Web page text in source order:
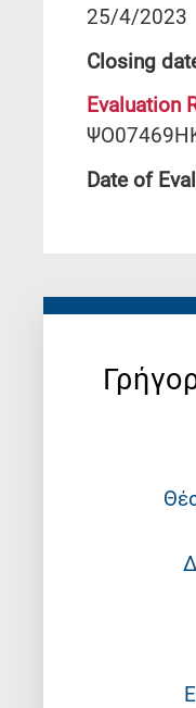
25/4/2023
Closing
Evaluation
Date of